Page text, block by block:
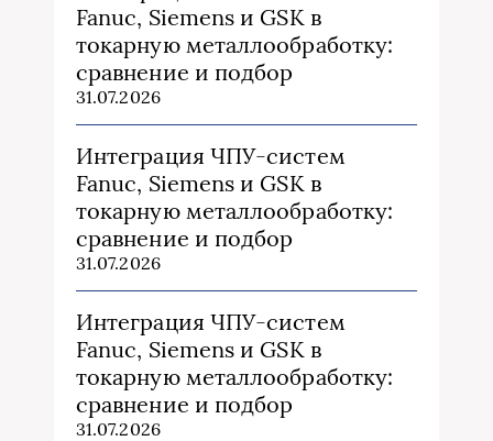
Fanuc, Siemens и GSK в
токарную металлообработку:
сравнение и подбор
31.07.2026
Интеграция ЧПУ-систем
Fanuc, Siemens и GSK в
токарную металлообработку:
сравнение и подбор
31.07.2026
Интеграция ЧПУ-систем
Fanuc, Siemens и GSK в
токарную металлообработку:
сравнение и подбор
31.07.2026